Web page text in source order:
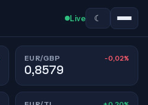
Live ☾
EUR/GBP -0,02%
0,8579